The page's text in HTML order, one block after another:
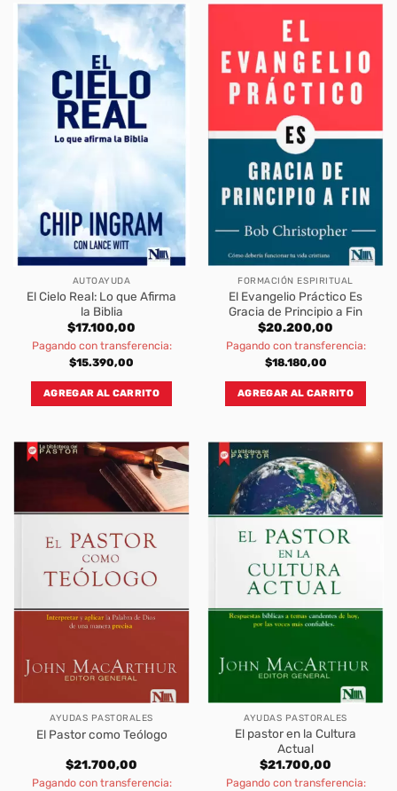
AUTOAYUDA
El Cielo Real: Lo que Afirma
la Biblia
$17.100,00
Pagando con transferencia:
$15.390,00
AGREGAR AL CARRITO
FORMACIÓN ESPIRITUAL
El Evangelio Práctico Es
Gracia de Principio a Fin
$20.200,00
Pagando con transferencia:
$18.180,00
AGREGAR AL CARRITO
AYUDAS PASTORALES
El Pastor como Teólogo
$21.700,00
Pagando con transferencia:
AYUDAS PASTORALES
El pastor en la Cultura
Actual
$21.700,00
Pagando con transferencia: